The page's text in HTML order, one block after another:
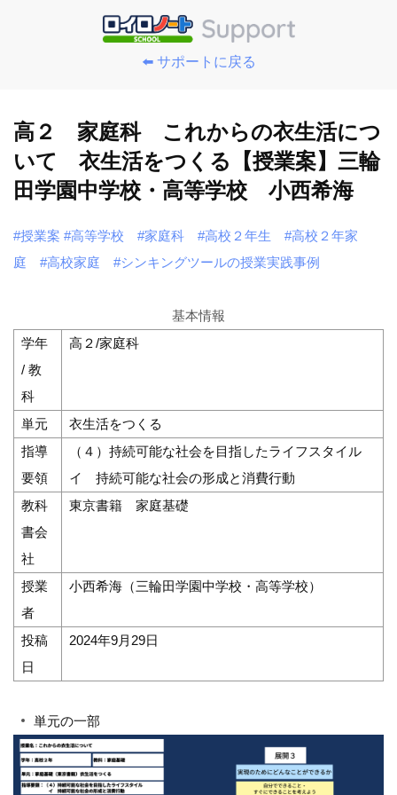
⬅️ サポートに戻る
高２ 家庭科 これからの衣生活につ
いて 衣生活をつくる【授業案】三輪
田学園中学校・高等学校 小西希海
#授業案 #高等学校 #家庭科 #高校２年生
#高校２年家
庭
#高校家庭 #シンキングツールの授業実践事例
基本情報
学年
/ 教
科
高２/家庭科
単元
衣生活をつくる
指導
要領
（４）持続可能な社会を目指したライフスタイル
イ 持続可能な社会の形成と消費行動
教科
書会
社
東京書籍 家庭基礎
授業
者
小西希海（三輪田学園中学校・高等学校）
投稿
日
2024年9月29日
単元の一部